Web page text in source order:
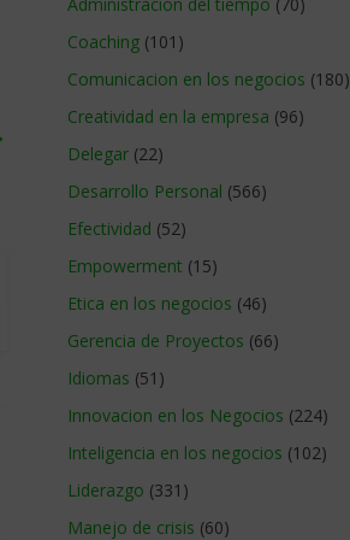
Coaching (101)
Comunicacion en los negocios (180)
Creatividad en la empresa (96)
Delegar (22)
Desarrollo Personal (566)
Efectividad (52)
Empowerment (15)
Etica en los negocios (46)
Gerencia de Proyectos (66)
Idiomas (51)
Innovacion en los Negocios (224)
Inteligencia en los negocios (102)
Liderazgo (331)
Manejo de crisis (60)